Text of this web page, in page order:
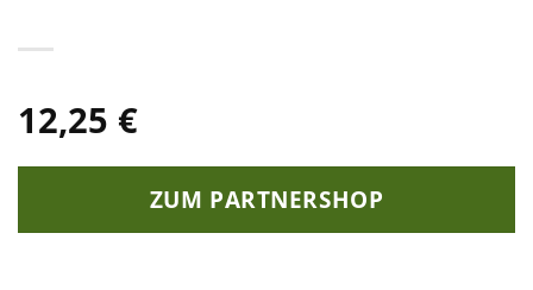
12,25 €
ZUM PARTNERSHOP